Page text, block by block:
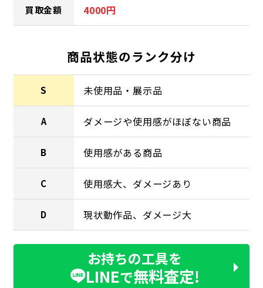
買取金額 4000円
商品状態のランク分け
S 未使用品・展示品
A ダメージや使用感がほぼない商品
B 使用感がある商品
C 使用感大、ダメージあり
D 現状動作品、ダメージ大
お持ちの工具を
LINEで無料査定!